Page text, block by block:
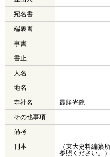
宛名書
端裏書
事書
書止
人名
地名
寺社名
最勝光院
その他事項
備考
刊本
（東大史料編纂
参照ください。）